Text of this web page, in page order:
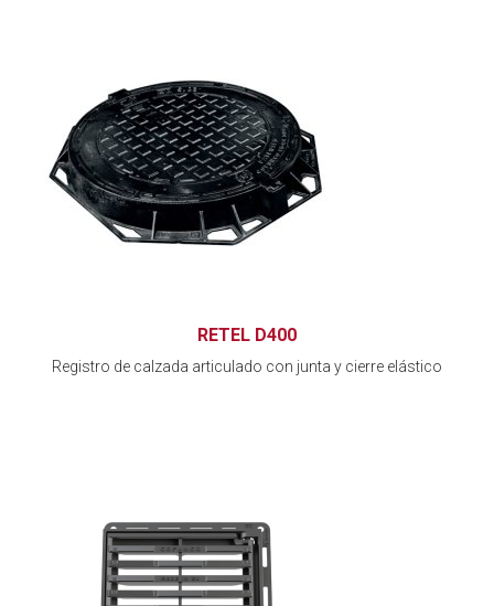
RETEL D400
Registro de calzada articulado con junta y cierre elástico